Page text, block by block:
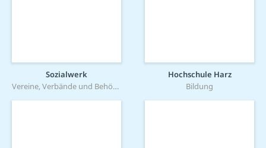
Sozialwerk
Vereine, Verbände und Behörden
Hochschule Harz
Bildung